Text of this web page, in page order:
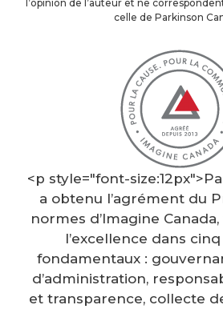
l’opinion de l’auteur et ne
celle de Parkinson
<p style="font-
a obtenu l’agrément du
normes d’Imagine
l’excellence dans
fondamentaux :
d’administration,
et transparence, collecte